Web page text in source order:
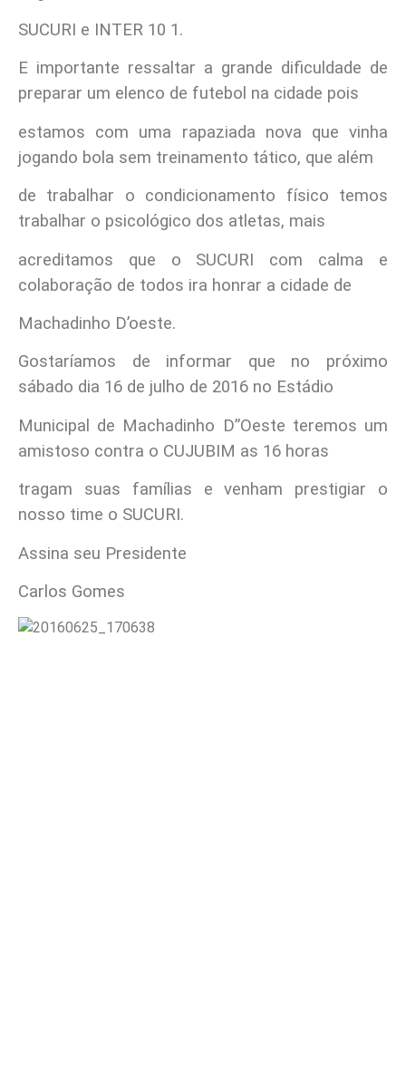
SUCURI e INTER 10 1.
E importante ressaltar a grande dificuldade de
preparar um elenco de futebol na cidade pois
estamos com uma rapaziada nova que vinha
jogando bola sem treinamento tático, que além
de trabalhar o condicionamento físico temos
trabalhar o psicológico dos atletas, mais
acreditamos que o SUCURI com calma e
colaboração de todos ira honrar a cidade de
Machadinho D’oeste.
Gostaríamos de informar que no próximo
sábado dia 16 de julho de 2016 no Estádio
Municipal de Machadinho D”Oeste teremos um
amistoso contra o CUJUBIM as 16 horas
tragam suas famílias e venham prestigiar o
nosso time o SUCURI.
Assina seu Presidente
Carlos Gomes